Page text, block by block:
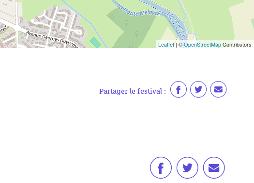
Leaflet | ©OpenStreetMapContributors
Partager le festival :